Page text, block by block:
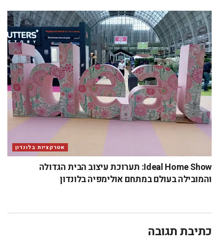
אטרקציות בלונדון
Ideal Home Show: תערוכת עיצוב הבית הגדולה
והמובילה בעולם במתחם אולימפיה בלונדון
כתיבת תגובה